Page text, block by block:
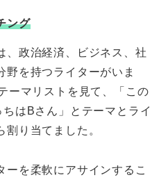
ング
、政治経済、ビジネス、社
野を持つライターがいま
ーマリストを見て、「この
はBさん」とテーマとライ
り当てました。
ーを柔軟にアサインするこ